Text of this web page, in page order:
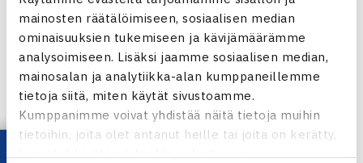
mainosten räätälöimiseen, sosiaalisen median
ominaisuuksien tukemiseen ja kävijämäärämme
analysoimiseen. Lisäksi jaamme sosiaalisen median,
mainosalan ja analytiikka-alan kumppaneillemme
tietoja siitä, miten käytät sivustoamme.
Kumppanimme voivat yhdistää näitä tietoja muihin
tietoihin, joita olet antanut heille tai joita on kerätty,
7.2.2026 | 22:29